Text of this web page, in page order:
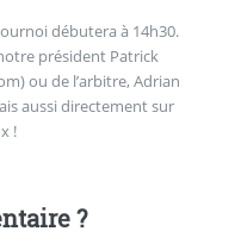
débutera à 14h30.
président Patrick
ou de l’arbitre, Adrian
aussi directement sur
!
?